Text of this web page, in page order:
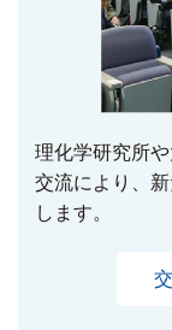
理化学研究所
交流により、
します。